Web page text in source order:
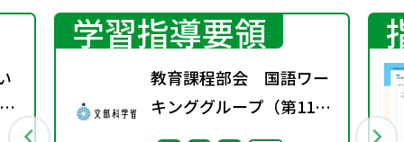
学習指導要領
教育課程部会 国語ワー
キンググループ（第11
回） 配付資料